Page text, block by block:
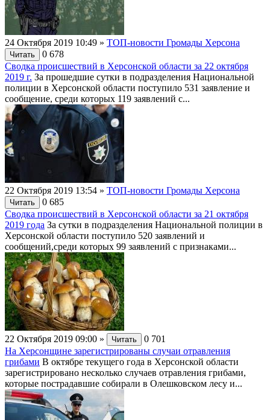
24 Октября 2019 10:49 » ТОП-новости Громады Херсона
Читать 0 678
Сводка происшествий в Херсонской области за 22 октября
2019 г. За прошедшие сутки в подразделения Национальной
полиции в Херсонской области поступило 531 заявление и
сообщение, среди которых 119 заявлений с...
22 Октября 2019 13:54 » ТОП-новости Громады Херсона
Читать 0 685
Сводка происшествий в Херсонской области за 21 октября
2019 года За сутки в подразделения Национальной полиции в
Херсонской области поступило 520 заявлений и
сообщений,среди которых 99 заявлений с признаками...
22 Октября 2019 09:00 » Читать 0 701
На Херсонщине зарегистрированы случаи отравления
грибами В октябре текущего года в Херсонской области
зарегистрировано несколько случаев отравления грибами,
которые пострадавшие собирали в Олешковском лесу и...